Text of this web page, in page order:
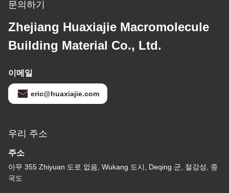
문의하기
Zhejiang Huaxiajie Macromolecule
Building Material Co., Ltd.
이메일
eric@huaxiajie.com
우리 주소
주소
아무 355 Zhiyuan 도로 없음, Wukang 도시, Deqing 군, 절강성, 중
국도